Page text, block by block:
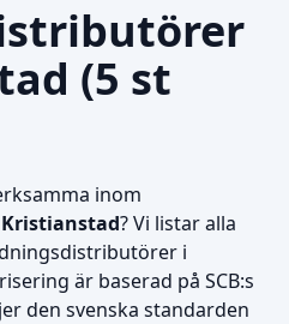
(5 st
inom
Kristianstad? Vi listar alla
i
är baserad på SCB:s
den svenska standarden